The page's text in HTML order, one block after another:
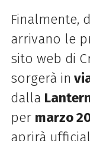
Finalmente,
arrivano le
sito web di
sorgerà in
dalla
per marzo
aprirà